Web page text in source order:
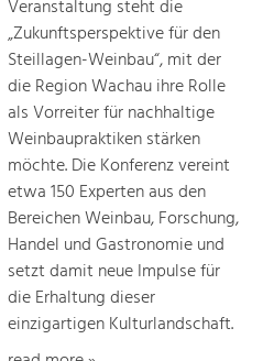
Veranstaltung steht die
„Zukunftsperspektive für den
Steillagen-Weinbau“, mit der
die Region Wachau ihre Rolle
als Vorreiter für nachhaltige
Weinbaupraktiken stärken
möchte. Die Konferenz vereint
etwa 150 Experten aus den
Bereichen Weinbau, Forschung,
Handel und Gastronomie und
setzt damit neue Impulse für
die Erhaltung dieser
einzigartigen Kulturlandschaft.